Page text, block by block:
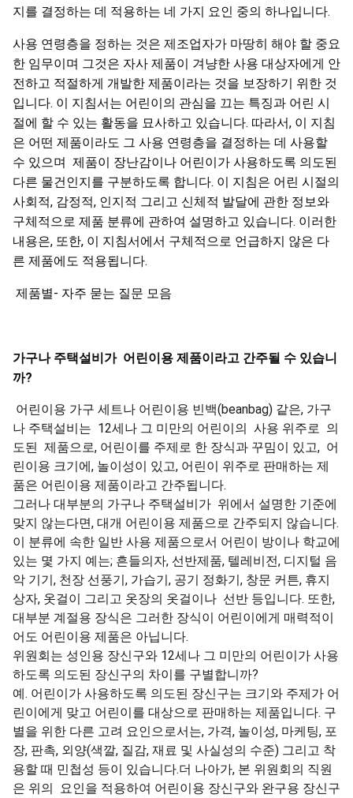
지를 결정하는 데 적용하는 네 가지 요인 중의 하나입니다.
사용 연령층을 정하는 것은 제조업자가 마땅히 해야 할 중요
한 임무이며 그것은 자사 제품이 겨냥한 사용 대상자에게 안
전하고 적절하게 개발한 제품이라는 것을 보장하기 위한 것
입니다. 이 지침서는 어린이의 관심을 끄는 특징과 어린 시
절에 할 수 있는 활동을 묘사하고 있습니다. 따라서, 이 지침
은 어떤 제품이라도 그 사용 연령층을 결정하는 데 사용할
수 있으며 제품이 장난감이나 어린이가 사용하도록 의도된
다른 물건인지를 구분하도록 합니다. 이 지침은 어린 시절의
사회적, 감정적, 인지적 그리고 신체적 발달에 관한 정보와
구체적으로 제품 분류에 관하여 설명하고 있습니다. 이러한
내용은, 또한, 이 지침서에서 구체적으로 언급하지 않은 다
른 제품에도 적용됩니다.
제품별- 자주 묻는 질문 모음
가구나 주택설비가 어린이용 제품이라고 간주될 수 있습니
까?
어린이용 가구 세트나 어린이용 빈백(beanbag) 같은, 가구
나 주택설비는 12세나 그 미만의 어린이의 사용 위주로 의
도된 제품으로, 어린이를 주제로 한 장식과 꾸밈이 있고, 어
린이용 크기에, 놀이성이 있고, 어린이 위주로 판매하는 제
품은 어린이용 제품이라고 간주됩니다.
그러나 대부분의 가구나 주택설비가 위에서 설명한 기준에
맞지 않는다면, 대개 어린이용 제품으로 간주되지 않습니다.
이 분류에 속한 일반 사용 제품으로서 어린이 방이나 학교에
있는 몇 가지 예는; 흔들의자, 선반제품, 텔레비전, 디지털 음
악 기기, 천장 선풍기, 가습기, 공기 정화기, 창문 커튼, 휴지
상자, 옷걸이 그리고 옷장의 옷걸이나 선반 등입니다. 또한,
대부분 계절용 장식은 그러한 장식이 어린이에게 매력적이
어도 어린이용 제품은 아닙니다.
위원회는 성인용 장신구와 12세나 그 미만의 어린이가 사용
하도록 의도된 장신구의 차이를 구별합니까?
예. 어린이가 사용하도록 의도된 장신구는 크기와 주제가 어
린이에게 맞고 어린이를 대상으로 판매하는 제품입니다. 구
별을 위한 다른 고려 요인으로서는, 가격, 놀이성, 마케팅, 포
장, 판촉, 외양(색깔, 질감, 재료 및 사실성의 수준) 그리고 착
용할 때 민첩성 등이 있습니다.더 나아가, 본 위원회의 직원
은 위의 요인을 적용하여 어린이용 장신구와 완구용 장신구